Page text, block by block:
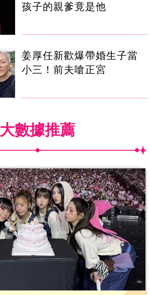
孩子的親爹竟是他
姜厚任新歡爆帶婚生子當
小三！前夫嗆正宮
大數據推薦